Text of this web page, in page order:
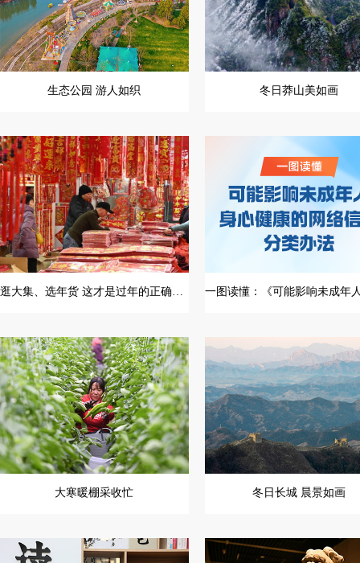
生态公园 游人如织 冬日莽山美如画
逛大集、选年货 这才是过年的正确打开方式
大寒暖棚采收忙 冬日长城 晨景如画